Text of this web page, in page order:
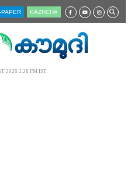
PAPER KĀZHCHA
2026 2.28 PM IST